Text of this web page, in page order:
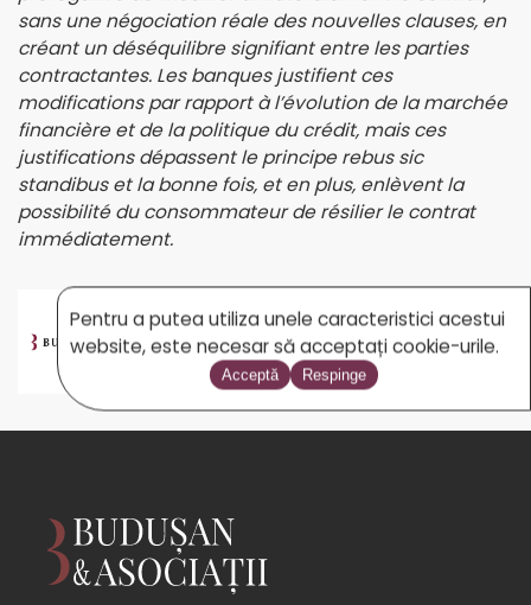
sans une négociation réale des nouvelles clauses, en
créant un déséquilibre signifiant entre les parties
contractantes. Les banques justifient ces
modifications par rapport à l’évolution de la marchée
financière et de la politique du crédit, mais ces
justifications dépassent le principe rebus sic
standibus et la bonne fois, et en plus, enlèvent la
possibilité du consommateur de résilier le contrat
immédiatement.
BUDUSAN.COM
Pentru a putea utiliza unele caracteristici acestui
website, este necesar să acceptați cookie-urile.
Acceptă Respinge